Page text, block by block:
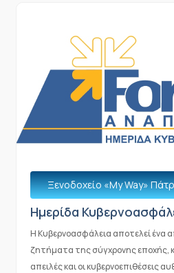
Ξενοδοχείο «Μy Way»
Ημερίδα
Η Κυβερνοασφάλεια αποτελεί ένα
ζητήματα της σύγχρονης εποχής,
απειλές και οι κυβερνοεπιθέσεις